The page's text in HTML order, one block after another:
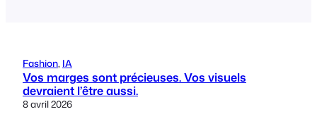
Fashion, IA
Vos marges sont précieuses. Vos visuels
devraient l’être aussi.
8 avril 2026